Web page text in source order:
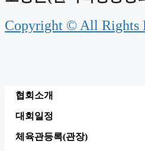
Copyright © All Rights
협회소개
대회일정
체육관등록(관장)